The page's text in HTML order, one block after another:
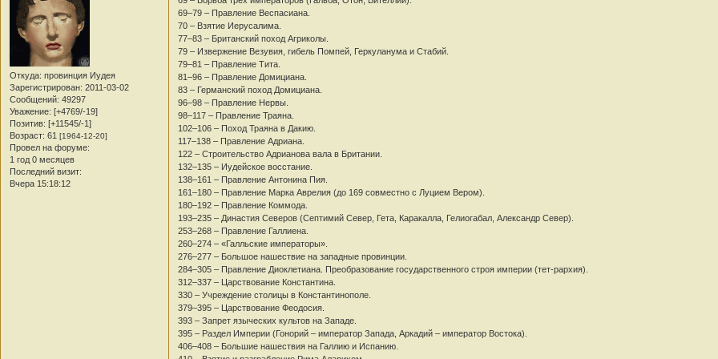
Откуда: провинция Иудея
Зарегистрирован: 2011-03-02
Сообщений: 49297
Уважение: [+4769/-19]
Позитив: [+11545/-1]
Возраст: 61 [1964-12-20]
Провел на форуме:
1 год 0 месяцев
Последний визит:
Вчера 15:18:12
69–79 – Правление Веспасиана.
70 – Взятие Иерусалима.
77–83 – Британский поход Агриколы.
79 – Извержение Везувия, гибель Помпей, Геркуланума и Стабий.
79–81 – Правление Тита.
81–96 – Правление Домициана.
83 – Германский поход Домициана.
96–98 – Правление Нервы.
98–117 – Правление Траяна.
102–106 – Поход Траяна в Дакию.
117–138 – Правление Адриана.
122 – Строительство Адрианова вала в Британии.
132–135 – Иудейское восстание.
138–161 – Правление Антонина Пия.
161–180 – Правление Марка Аврелия (до 169 совместно с Луцием Вером).
180–192 – Правление Коммода.
193–235 – Династия Северов (Септимий Север, Гета, Каракалла, Гелиогабал, Александр Север).
253–268 – Правление Галлиена.
260–274 – «Галльские императоры».
276–277 – Большое нашествие на западные провинции.
284–305 – Правление Диоклетиана. Преобразование государственного строя империи (тет-рархия).
312–337 – Царствование Константина.
330 – Учреждение столицы в Константинополе.
379–395 – Царствование Феодосия.
393 – Запрет языческих культов на Западе.
395 – Раздел Империи (Гонорий – император Запада, Аркадий – император Востока).
406–408 – Большие нашествия на Галлию и Испанию.